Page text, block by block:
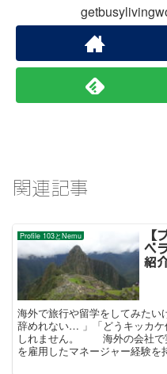
関連記事
Profile 103とNemu
【
ベ
紹
海外で旅行や留学をしてみた
辞めれない… 」「どうキッカ
しれません。 海外の会社で
を雇用したマネージャー経験を